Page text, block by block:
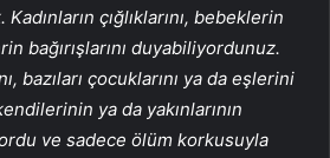
çığlıklarını, bebeklerin
bağırışlarını duyabiliyordunuz.
bazıları çocuklarını ya da eşlerini
ya da yakınlarının
ve sadece ölüm korkusuyla